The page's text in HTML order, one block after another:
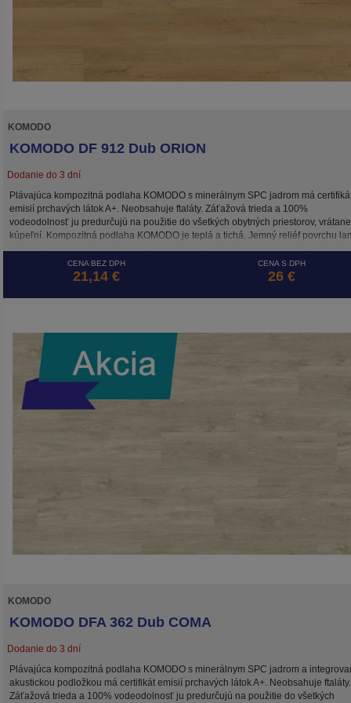
KOMODO
KOMODO DF 912 Dub ORION
Dodanie do 3 dní
Plávajúca kompozitná podlaha KOMODO s minerálnym SPC jadrom má
emisií prchavých látok A+. Neobsahuje ftaláty. Záťažová trieda a 100%
vodeodolnosť ju predurčujú na použitie do všetkých obytných priestorov, vrátane
kúpeľní. Kompozitná podlaha KOMODO je teplá a tichá. Jemný reliéf povrchu
pôsobí na dotyk veľmi príjemne. Je vhodná na podlahové vykurovanie - má
tepelnú rozťažnosť a nízky tepelný odpor. Okrem inštalácie plávajúcim
možné podlahu aj celoplošne nalepiť.
CENA BEZ DPH
21,14 €
CENA S DPH
26 €
KOMODO
KOMODO DFA 362 Dub COMA
Dodanie do 3 dní
Plávajúca kompozitná podlaha KOMODO s minerálnym SPC jadrom a
akustickou podložkou má certifikát emisií prchavých látok A+. Neobsahuje ftaláty.
Záťažová trieda a 100% vodeodolnosť ju predurčujú na použitie do všetkých